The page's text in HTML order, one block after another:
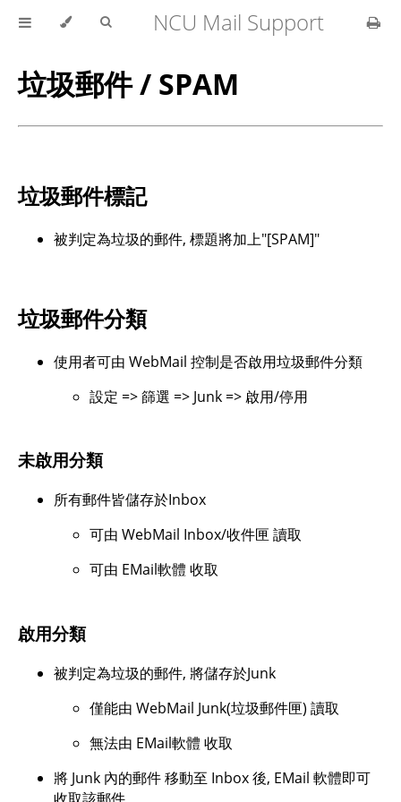
NCU Mail Support
垃圾郵件 / SPAM
垃圾郵件標記
被判定為垃圾的郵件, 標題將加上"[SPAM]"
垃圾郵件分類
使用者可由 WebMail 控制是否啟用垃圾郵件分類
設定 => 篩選 => Junk => 啟用/停用
未啟用分類
所有郵件皆儲存於Inbox
可由 WebMail Inbox/收件匣 讀取
可由 EMail軟體 收取
啟用分類
被判定為垃圾的郵件, 將儲存於Junk
僅能由 WebMail Junk(垃圾郵件匣) 讀取
無法由 EMail軟體 收取
將 Junk 內的郵件 移動至 Inbox 後, EMail 軟體即可